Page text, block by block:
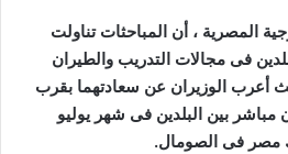
المصرية ، أن المباحثات تناولت
فى مجالات التدريب والطيران
أعرب الوزيران عن سعادتهما بقرب
مباشر بين البلدين فى شهر يوليو
مصر فى الصومال.